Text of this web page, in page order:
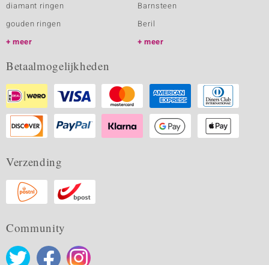
diamant ringen
gouden ringen
meer
Barnsteen
Beril
meer
Betaalmogelijkheden
Verzending
Community